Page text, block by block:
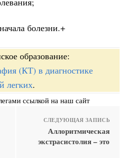
болезни.+
образование:
(КТ) в диагностике
легких.
ссылкой на наш сайт
СЛЕДУЮЩАЯ ЗАПИСЬ
Аллоритмическая
экстрасистолия – это